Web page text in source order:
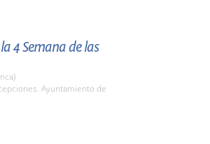
4 Semana de las
Ayuntamiento de